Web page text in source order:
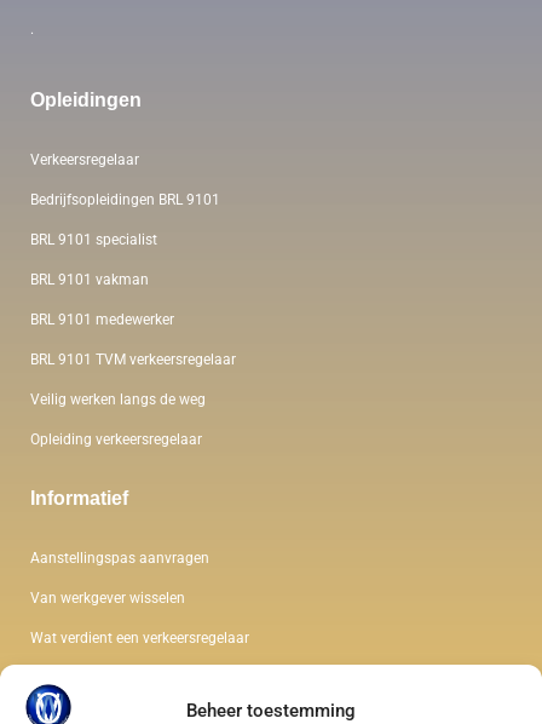
Beheer toestemming
.
Opleidingen
Verkeersregelaar
Bedrijfsopleidingen BRL 9101
BRL 9101 specialist
BRL 9101 vakman
BRL 9101 medewerker
BRL 9101 TVM verkeersregelaar
Veilig werken langs de weg
Opleiding verkeersregelaar
Informatief
Aanstellingspas aanvragen
Van werkgever wisselen
Wat verdient een verkeersregelaar
Wet en regelgeving verkeersregelaar